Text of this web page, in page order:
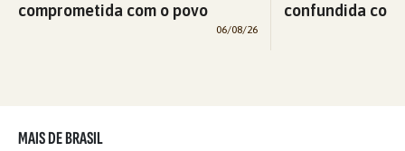
comprometida com o povo
06/08/26
confundida
MAIS DE BRASIL